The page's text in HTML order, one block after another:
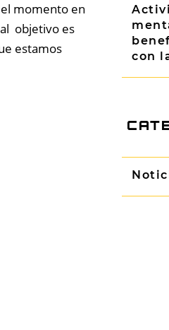
momento en
objetivo es
estamos
con